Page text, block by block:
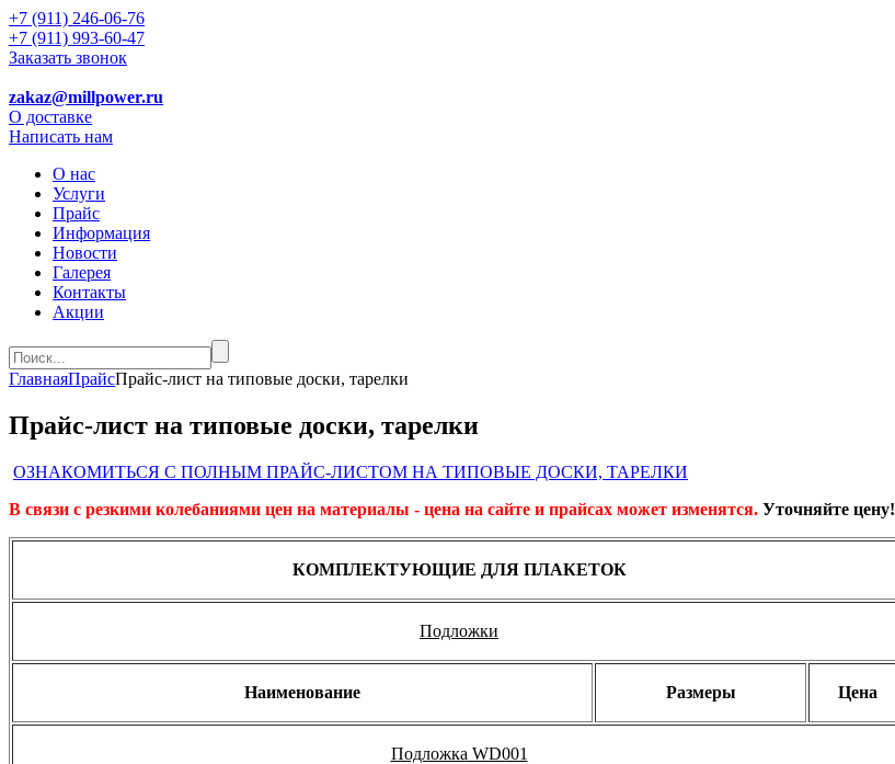
+7 (911) 246-06-76
+7 (911) 993-60-47
Заказать звонок
zakaz@millpower.ru
О доставке
Написать нам
О нас
Услуги
Прайс
Информация
Новости
Галерея
Контакты
Акции
ГлавнаяПрайсПрайс-лист на типовые доски, тарелки
Прайс-лист на типовые доски, тарелки
ОЗНАКОМИТЬСЯ С ПОЛНЫМ ПРАЙС-ЛИСТОМ НА ТИПОВЫЕ ДОСКИ, ТАРЕЛКИ
В связи с резкими колебаниями цен на материалы - цена на сайте и прайсах может изменятся. Уточняйте цену!
КОМПЛЕКТУЮЩИЕ ДЛЯ ПЛАКЕТОК
Подложки
Наименование Размеры Цена
Подложка WD001